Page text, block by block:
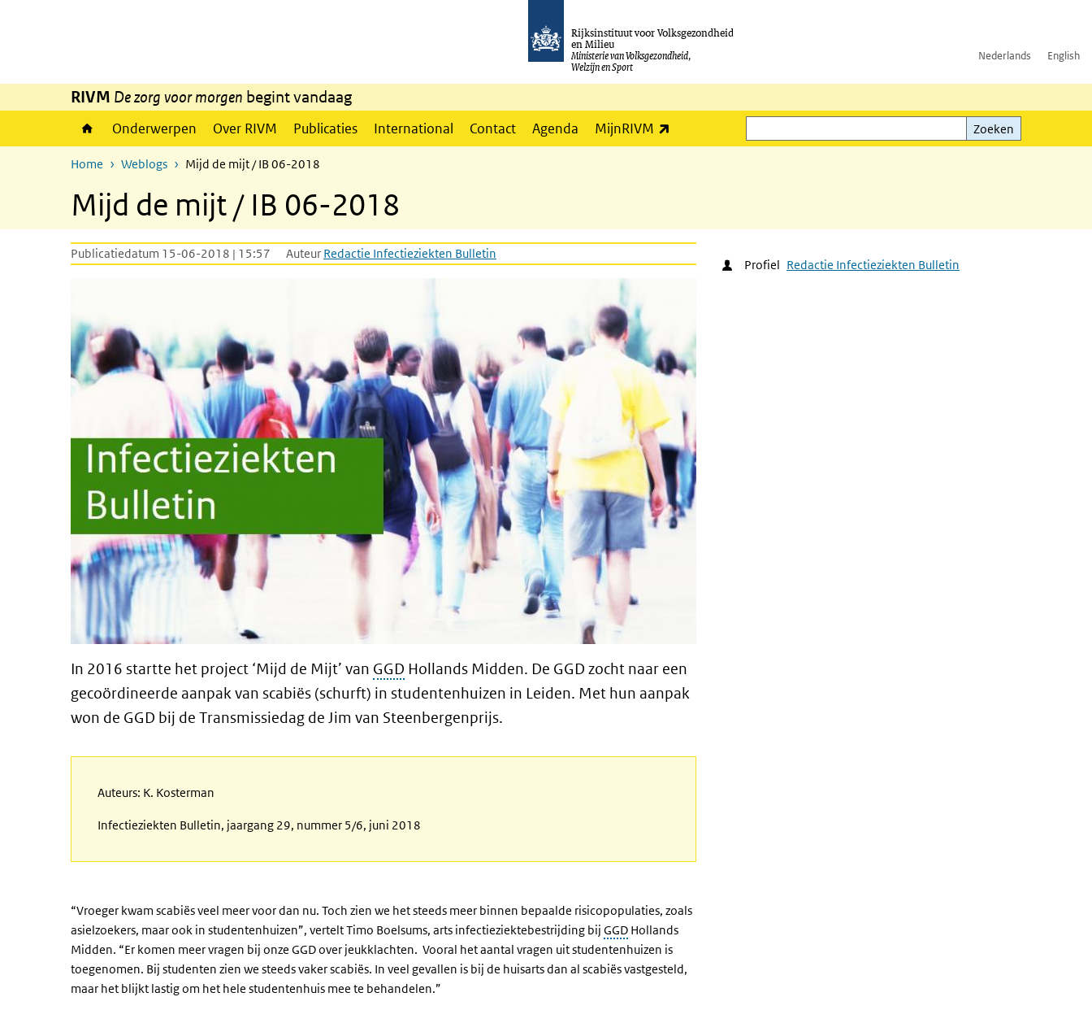
Rijksinstituut voor Volksgezondheid
en Milieu
Ministerie van Volksgezondheid,
Welzijn en Sport
Nederlands English
RIVM De zorg voor morgen begint vandaag
Onderwerpen Over RIVM Publicaties International Contact Agenda MijnRIVM
Zoeken
Zoeken
Home Weblogs Mijd de mijt / IB 06-2018
Mijd de mijt / IB 06-2018
Publicatiedatum 15-06-2018 | 15:57 Auteur Redactie Infectieziekten Bulletin
In 2016 startte het project ‘Mijd de Mijt’ van GGD Hollands Midden. De GGD zocht naar een
gecoördineerde aanpak van scabiës (schurft) in studentenhuizen in Leiden. Met hun aanpak
won de GGD bij de Transmissiedag de Jim van Steenbergenprijs.
Auteurs: K. Kosterman
Infectieziekten Bulletin, jaargang 29, nummer 5/6, juni 2018
“Vroeger kwam scabiës veel meer voor dan nu. Toch zien we het steeds meer binnen bepaalde risicopopulaties, zoals
asielzoekers, maar ook in studentenhuizen”, vertelt Timo Boelsums, arts infectieziektebestrijding bij GGD Hollands
Midden. “Er komen meer vragen bij onze GGD over jeukklachten. Vooral het aantal vragen uit studentenhuizen is
toegenomen. Bij studenten zien we steeds vaker scabiës. In veel gevallen is bij de huisarts dan al scabiës vastgesteld,
maar het blijkt lastig om het hele studentenhuis mee te behandelen.”
Profiel Redactie Infectieziekten Bulletin